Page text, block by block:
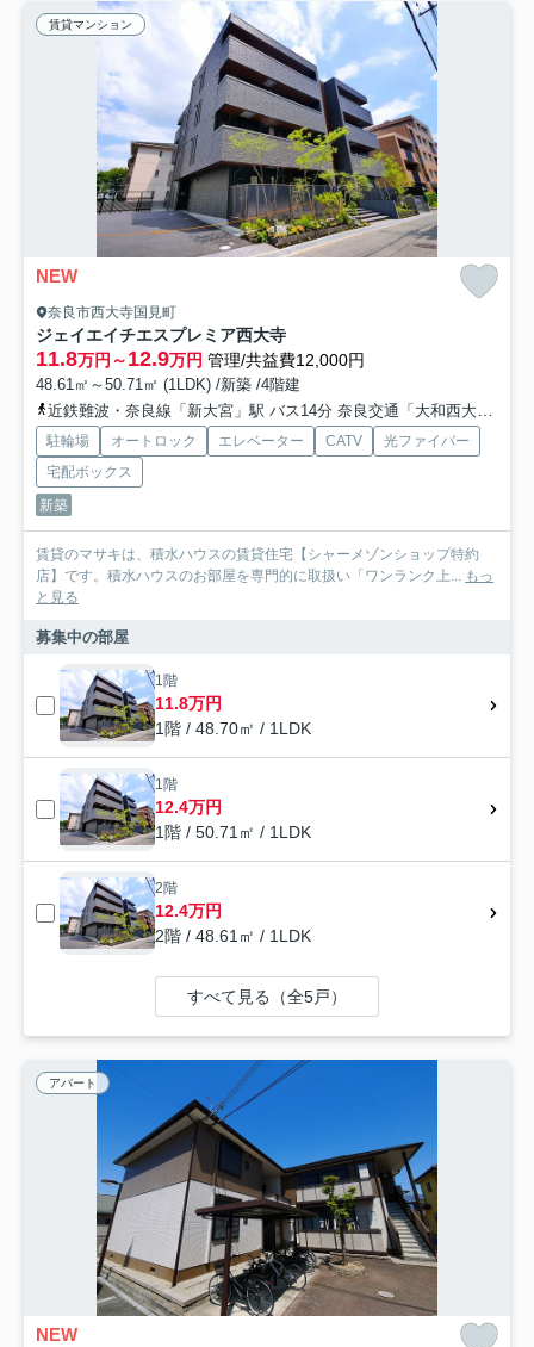
賃貸マンション
NEW
奈良市西大寺国見町
ジェイエイチエスプレミア西大寺
11.8万円～12.9万円 管理/共益費12,000円
48.61㎡～50.71㎡ (1LDK) /新築 /4階建
近鉄難波・奈良線「新大宮」駅 バス14分 奈良交通「大和西大寺駅南口」 停歩5分
駐輪場 オートロック エレベーター CATV
光ファイバー
宅配ボックス
新築
賃貸のマサキは、積水ハウスの賃貸住宅【シャーメゾンショップ特約
店】です。積水ハウスのお部屋を専門的に取扱い「ワンランク上... もっ
と見る
募集中の部屋
1階
11.8万円
1階 / 48.70㎡ / 1LDK
1階
12.4万円
1階 / 50.71㎡ / 1LDK
2階
12.4万円
2階 / 48.61㎡ / 1LDK
すべて見る（全5戸）
アパート
NEW